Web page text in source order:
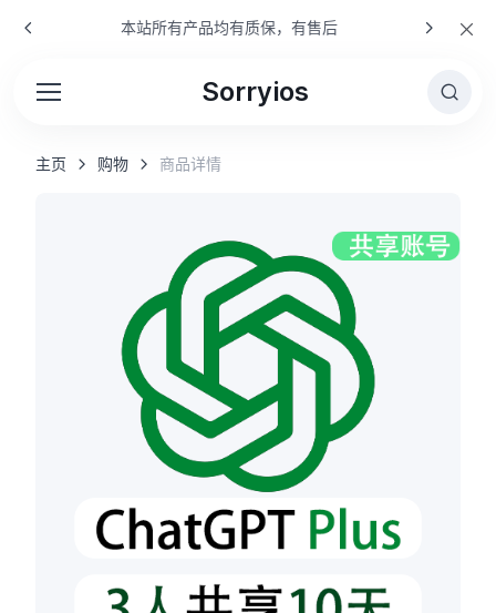
本站所有产品均有质保，有售后
Sorryios
主页 购物 商品详情